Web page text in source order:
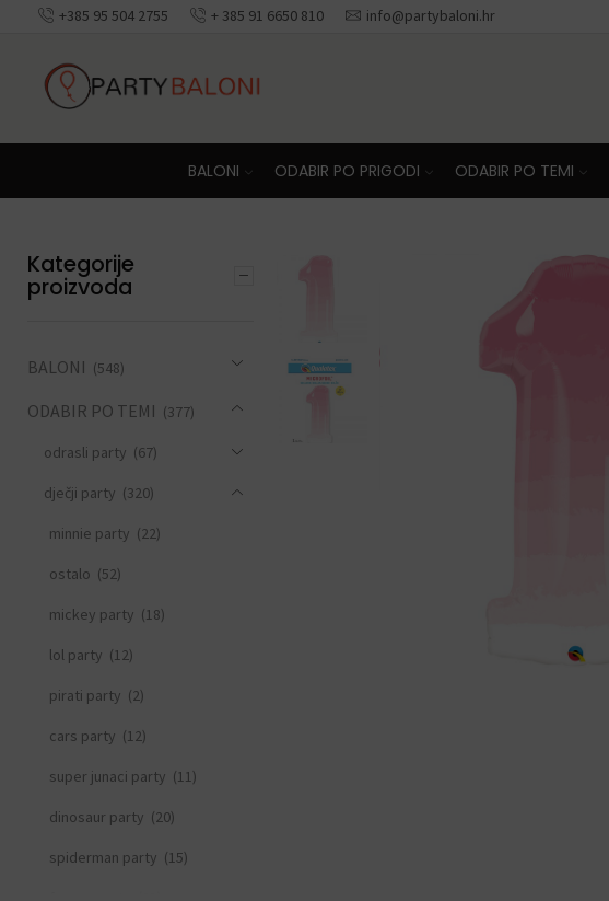
+385 95 504 2755 + 385 91 6650 810 info@partybaloni.hr
BALONI ODABIR PO PRIGODI ODABIR PO TEMI
Kategorije
proizvoda
BALONI (548)
ODABIR PO TEMI (377)
odrasli party (67)
dječji party (320)
minnie party (22)
ostalo (52)
mickey party (18)
lol party (12)
pirati party (2)
cars party (12)
super junaci party (11)
dinosaur party (20)
spiderman party (15)